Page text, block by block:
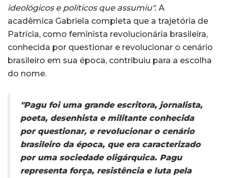
ideológicos e políticos que assumiu". A
acadêmica Gabriela completa que a trajetória de
Patrícia, como feminista revolucionária brasileira,
conhecida por questionar e revolucionar o cenário
brasileiro em sua época, contribuiu para a escolha
do nome.
"Pagu foi uma grande escritora, jornalista,
poeta, desenhista e militante conhecida
por questionar, e revolucionar o cenário
brasileiro da época, que era caracterizado
por uma sociedade oligárquica. Pagu
representa força, resistência e luta pela